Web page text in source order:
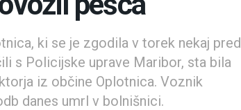
ki se je zgodila v torek nekaj pred
s Policijske uprave Maribor, sta bila
iz občine Oplotnica. Voznik
danes umrl v bolnišnici.